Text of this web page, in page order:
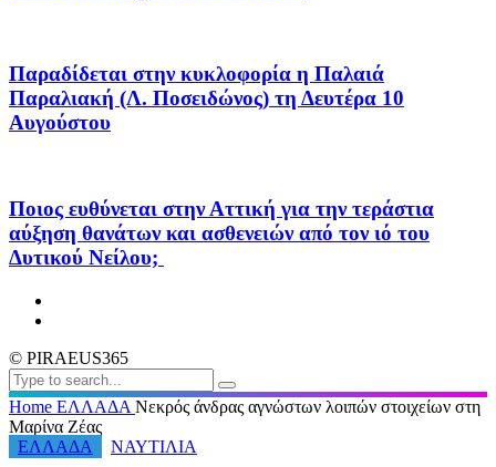
Παραδίδεται στην κυκλοφορία η Παλαιά
Παραλιακή (Λ. Ποσειδώνος) τη Δευτέρα 10
Αυγούστου
Ποιος ευθύνεται στην Αττική για την τεράστια
αύξηση θανάτων και ασθενειών από τον ιό του
Δυτικού Νείλου;
© PIRAEUS365
Home ΕΛΛΑΔΑ Νεκρός άνδρας αγνώστων λοιπών στοιχείων στη
Μαρίνα Ζέας
ΕΛΛΑΔΑ
ΝΑΥΤΙΛΙΑ